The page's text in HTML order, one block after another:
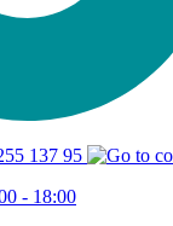
137 95
- 18:00